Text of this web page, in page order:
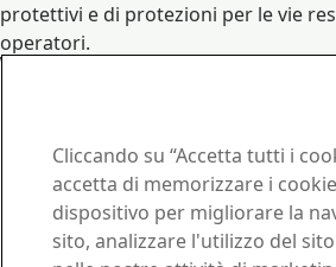
protettivi e di protezioni per le vie
operatori.
richiesta
Contattaci
Come possiamo esserti utile?
Cliccando su “Accetta tutti i
accetta di memorizzare i
dispositivo per migliorare la
sito, analizzare l'utilizzo del